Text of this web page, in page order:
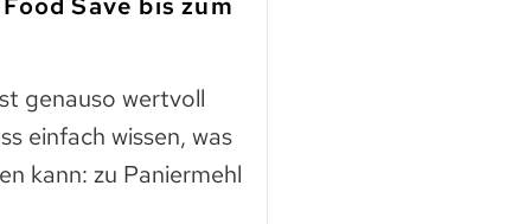
genauso wertvoll
einfach wissen, was
kann: zu Paniermehl